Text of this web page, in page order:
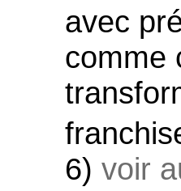
avec
comme
6) voir